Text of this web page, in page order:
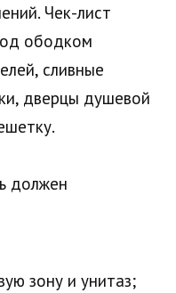
Чек-лист
ободком
сливные
дверцы душевой
должен
зону и унитаз;